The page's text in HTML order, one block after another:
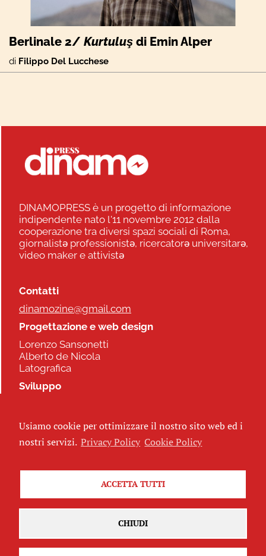
Berlinale 2/ Kurtuluş di Emin Alper
di Filippo Del Lucchese
DINAMOPRESS è un progetto di informazione
indipendente nato l'11 novembre 2012 dalla
cooperazione tra diversi spazi sociali di Roma,
giornalistə professionistə, ricercatorə universitarə,
video maker e attivistə
Contatti
dinamozine@gmail.com
Progettazione e web design
Lorenzo Sansonetti
Alberto de Nicola
Latografica
Sviluppo
Seguici
Iscriviti alla newsletter
Usiamo cookie per ottimizzare il nostro sito web ed i
nostri servizi. Privacy Policy Cookie Policy
ACCETTA TUTTI
CHIUDI